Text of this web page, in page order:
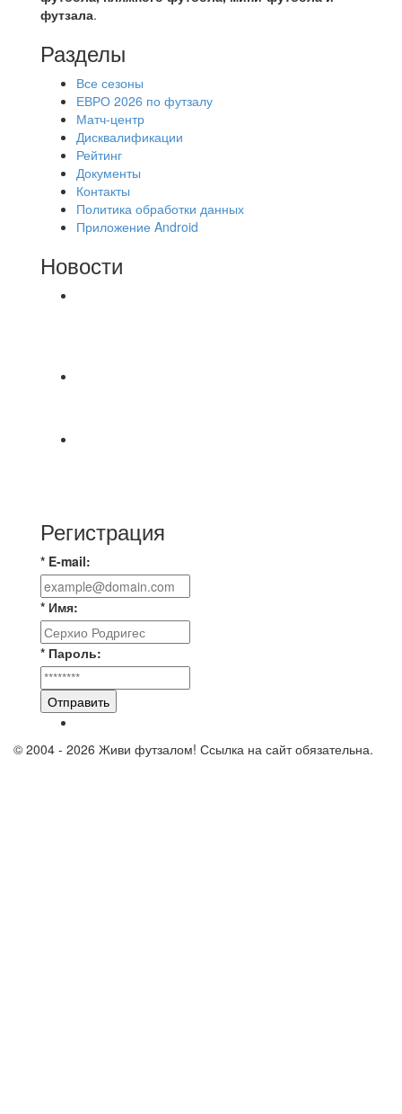
футзала.
Разделы
Все сезоны
ЕВРО 2026 по футзалу
Матч-центр
Дисквалификации
Рейтинг
Документы
Контакты
Политика обработки данных
Приложение Android
Новости
Регистрация
* E-mail:
* Имя:
* Пароль:
Отправить
© 2004 - 2026 Живи футзалом! Ссылка на сайт обязательна.